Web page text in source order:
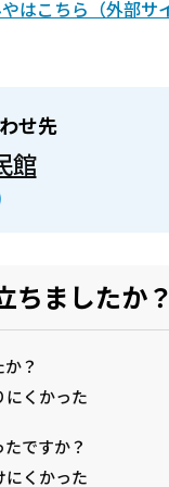
はこちら（外部サ
せ先
館
ちましたか？
？
にくかった
ですか？
にくかった